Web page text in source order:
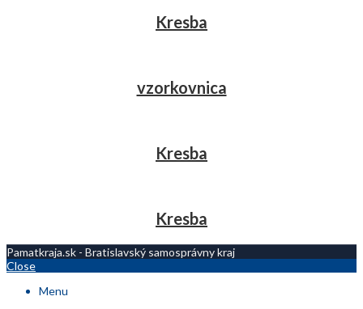
Kresba
vzorkovnica
Kresba
Kresba
Pamatkraja.sk - Bratislavský samosprávny kraj
Close
Menu